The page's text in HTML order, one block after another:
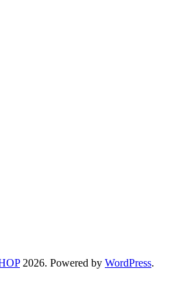
2026. Powered by WordPress.